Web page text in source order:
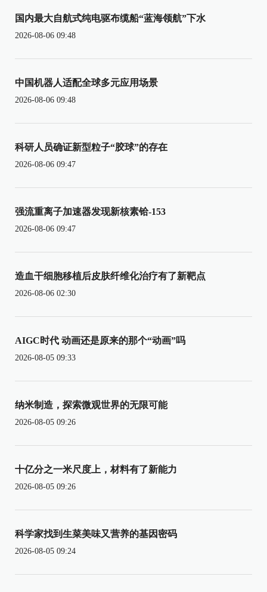
国内最大自航式纯电驱布缆船“蓝海领航”下水
2026-08-06 09:48
中国机器人适配全球多元应用场景
2026-08-06 09:48
科研人员确证新型粒子“胶球”的存在
2026-08-06 09:47
强流重离子加速器发现新核素铪-153
2026-08-06 09:47
造血干细胞移植后皮肤纤维化治疗有了新靶点
2026-08-06 02:30
AIGC时代 动画还是原来的那个“动画”吗
2026-08-05 09:33
纳米制造，探索微观世界的无限可能
2026-08-05 09:26
十亿分之一米尺度上，材料有了新能力
2026-08-05 09:26
科学家找到生菜美味又营养的基因密码
2026-08-05 09:24